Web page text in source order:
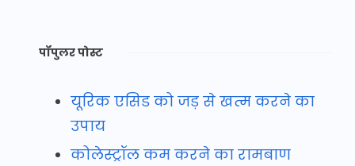
पॉपुलर पोस्ट
यूरिक एसिड को जड़ से खत्म करने का
उपाय
कोलेस्ट्रॉल कम करने का रामबाण